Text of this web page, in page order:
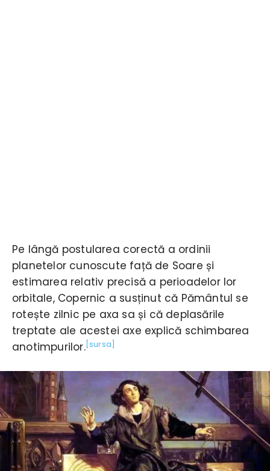
Pe lângă postularea corectă a ordinii
planetelor cunoscute față de Soare și
estimarea relativ precisă a perioadelor lor
orbitale, Copernic a susținut că Pământul se
rotește zilnic pe axa sa și că deplasările
treptate ale acestei axe explică schimbarea
anotimpurilor. [sursa]